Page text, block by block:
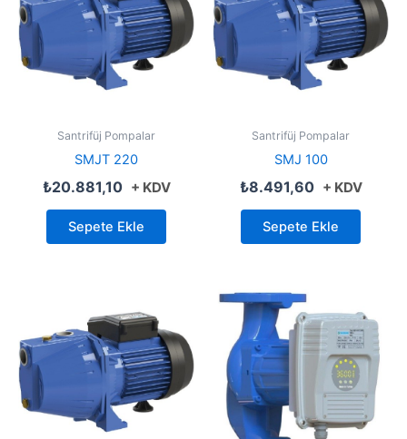
Santrifüj Pompalar
SMJT 220
₺20.881,10 + KDV
Sepete Ekle
Santrifüj Pompalar
SMJ 100
₺8.491,60 + KDV
Sepete Ekle